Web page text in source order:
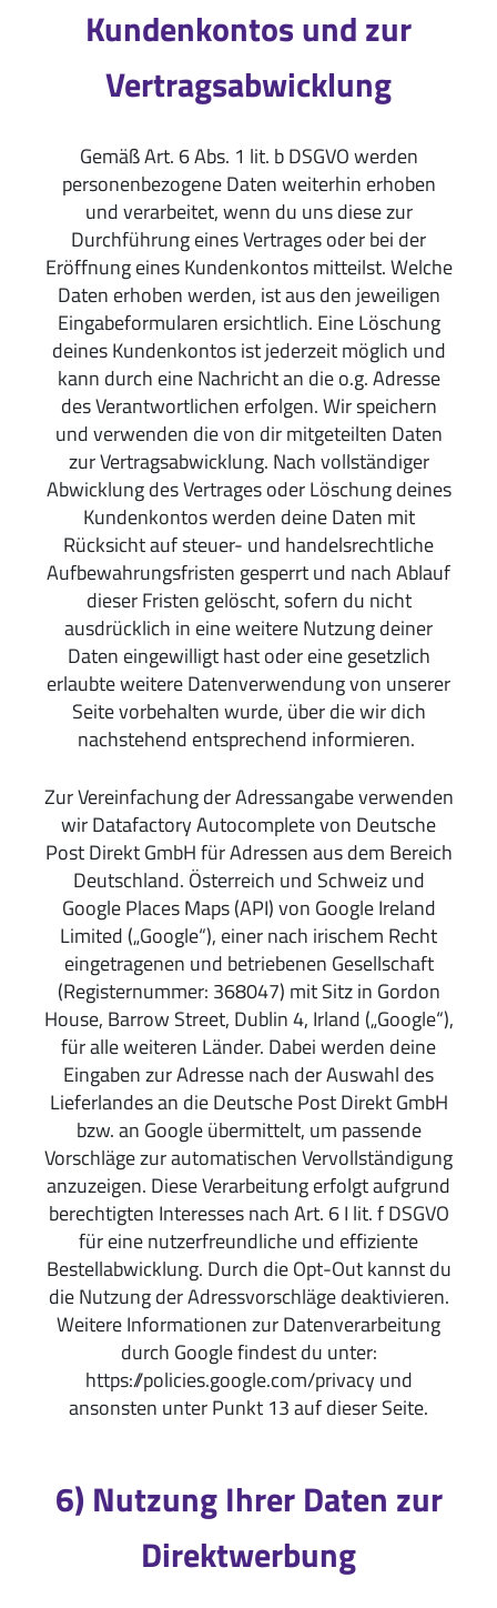
Kundenkontos und zur
Vertragsabwicklung
Gemäß Art. 6 Abs. 1 lit. b DSGVO werden
personenbezogene Daten weiterhin erhoben
und verarbeitet, wenn du uns diese zur
Durchführung eines Vertrages oder bei der
Eröffnung eines Kundenkontos mitteilst. Welche
Daten erhoben werden, ist aus den jeweiligen
Eingabeformularen ersichtlich. Eine Löschung
deines Kundenkontos ist jederzeit möglich und
kann durch eine Nachricht an die o.g. Adresse
des Verantwortlichen erfolgen. Wir speichern
und verwenden die von dir mitgeteilten Daten
zur Vertragsabwicklung. Nach vollständiger
Abwicklung des Vertrages oder Löschung deines
Kundenkontos werden deine Daten mit
Rücksicht auf steuer- und handelsrechtliche
Aufbewahrungsfristen gesperrt und nach Ablauf
dieser Fristen gelöscht, sofern du nicht
ausdrücklich in eine weitere Nutzung deiner
Daten eingewilligt hast oder eine gesetzlich
erlaubte weitere Datenverwendung von unserer
Seite vorbehalten wurde, über die wir dich
nachstehend entsprechend informieren.
Zur Vereinfachung der Adressangabe verwenden
wir Datafactory Autocomplete von Deutsche
Post Direkt GmbH für Adressen aus dem Bereich
Deutschland. Österreich und Schweiz und
Google Places Maps (API) von Google Ireland
Limited („Google“), einer nach irischem Recht
eingetragenen und betriebenen Gesellschaft
(Registernummer: 368047) mit Sitz in Gordon
House, Barrow Street, Dublin 4, Irland („Google“),
für alle weiteren Länder. Dabei werden deine
Eingaben zur Adresse nach der Auswahl des
Lieferlandes an die Deutsche Post Direkt GmbH
bzw. an Google übermittelt, um passende
Vorschläge zur automatischen Vervollständigung
anzuzeigen. Diese Verarbeitung erfolgt aufgrund
berechtigten Interesses nach Art. 6 I lit. f DSGVO
für eine nutzerfreundliche und effiziente
Bestellabwicklung. Durch die Opt-Out kannst du
die Nutzung der Adressvorschläge deaktivieren.
Weitere Informationen zur Datenverarbeitung
durch Google findest du unter:
https://policies.google.com/privacy und
ansonsten unter Punkt 13 auf dieser Seite.
6) Nutzung Ihrer Daten zur
Direktwerbung